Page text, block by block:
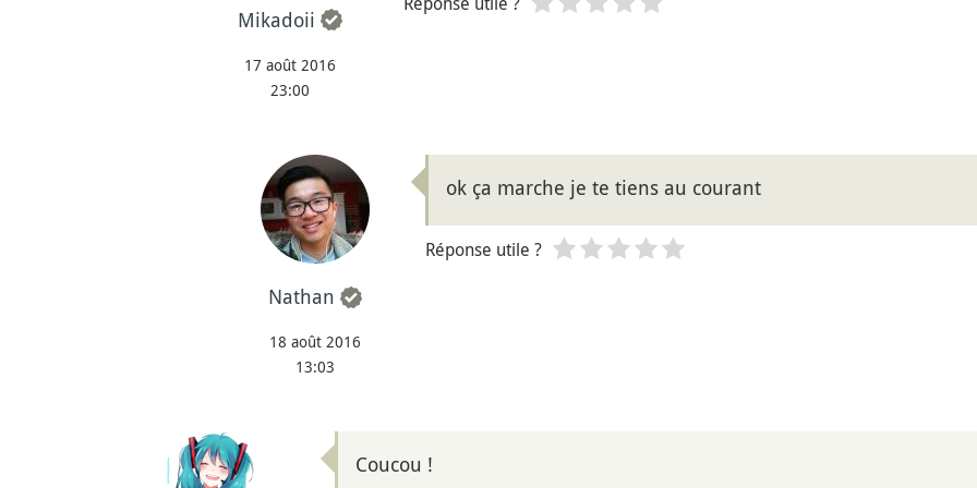
Mikadoii
17 août 2016
23:00
Nathan
18 août 2016
13:03
ok ça marche je te tiens au courant
Réponse utile ?
Coucou !